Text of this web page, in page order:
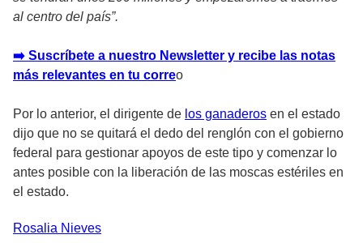
al centro del país”.
➡️ Suscríbete a nuestro Newsletter y recibe las notas
más relevantes en tu correo
Por lo anterior, el dirigente de los ganaderos en el estado
dijo que no se quitará el dedo del renglón con el gobierno
federal para gestionar apoyos de este tipo y comenzar lo
antes posible con la liberación de las moscas estériles en
el estado.
Rosalia Nieves